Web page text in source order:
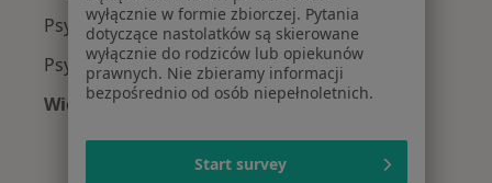
Psycholodzy z NFZ w Poznaniu
Psycholodzy z TELEMEDI w Poznaniu
Więcej (9)
wyłącznie w formie zbiorczej. Pytania
dotyczące nastolatków są skierowane
wyłącznie do rodziców lub opiekunów
prawnych. Nie zbieramy informacji
bezpośrednio od osób niepełnoletnich.
Start survey